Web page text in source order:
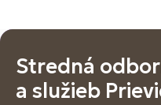
Stredná
a služieb